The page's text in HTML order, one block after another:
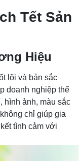
Tết Sản
Hiệu
lõi và bản sắc
doanh nghiệp thể
hình ảnh, màu sắc
chỉ giúp gia
tình cảm với